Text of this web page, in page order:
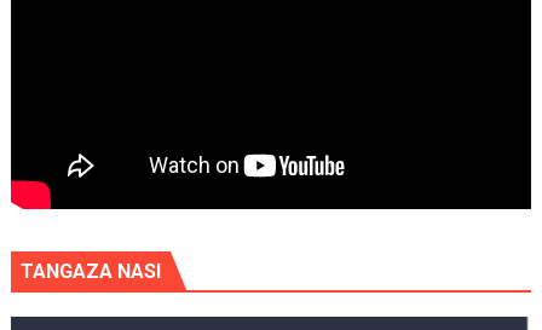
TANGAZA NASI